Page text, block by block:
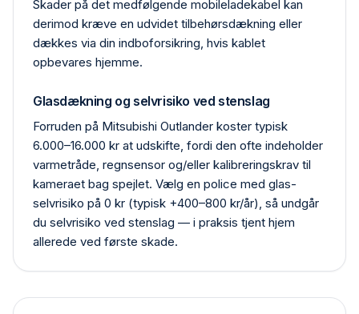
Skader på det medfølgende mobile­ladekabel kan
derimod kræve en udvidet tilbehørs­dækning eller
dækkes via din indbo­forsikring, hvis kablet
opbevares hjemme.
Glasdækning og selvrisiko ved stenslag
Forruden på Mitsubishi Outlander koster typisk
6.000–16.000 kr at udskifte, fordi den ofte indeholder
varmetråde, regn­sensor og/eller kalibrerings­krav til
kameraet bag spejlet. Vælg en police med glas­
selvrisiko på 0 kr (typisk +400–800 kr/år), så undgår
du selvrisiko ved stenslag — i praksis tjent hjem
allerede ved første skade.